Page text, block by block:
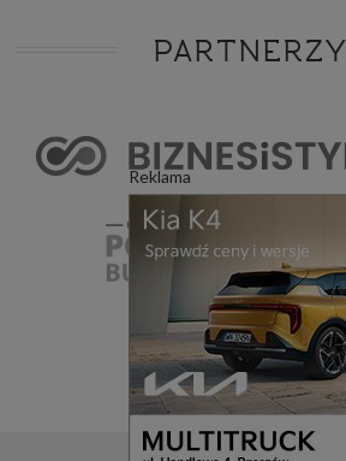
Reklama
PARTNERZY